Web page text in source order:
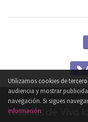
Noticias de Viva
Utilizamos cookies de
audiencia y mostrar
navegación. Si sigues
información